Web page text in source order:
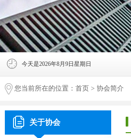
今天是2026年8月9日星期日
您当前所在的位置： 首页 > 协会简介
关于协会